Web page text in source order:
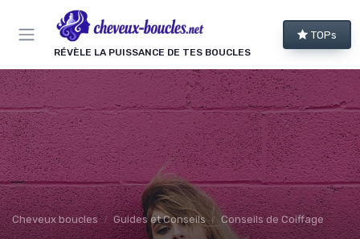
RÉVÈLE LA PUISSANCE DE TES BOUCLES
TOPs
Cheveux boucles Guides et Conseils Conseils de Coiffage
Panneau de gestion des cookies